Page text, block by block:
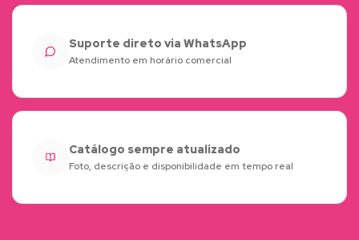
Suporte direto via WhatsApp
Atendimento em horário comercial
Catálogo sempre atualizado
Foto, descrição e disponibilidade em tempo real